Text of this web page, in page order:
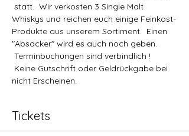
statt.  Wir verkosten 3 Single Malt
Whiskys und reichen euch einige Feinkost-
Produkte aus unserem Sortiment.  Einen
"Absacker" wird es auch noch geben.
Terminbuchungen sind verbindlich !
Keine Gutschrift oder Geldrückgabe bei
nicht Erscheinen.
Tickets